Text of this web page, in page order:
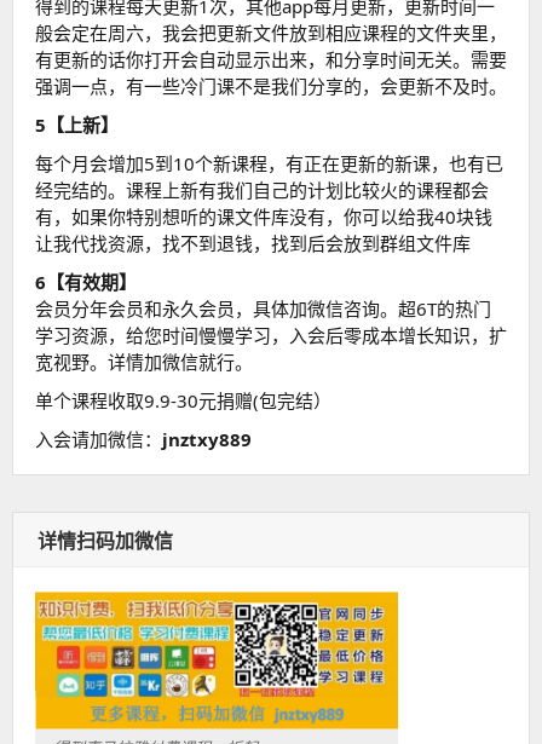
得到的课程每天更新1次，其他app每月更新，更新时间一
般会定在周六，我会把更新文件放到相应课程的文件夹里，
有更新的话你打开会自动显示出来，和分享时间无关。需要
强调一点，有一些冷门课不是我们分享的，会更新不及时。
5【上新】
每个月会增加5到10个新课程，有正在更新的新课，也有已
经完结的。课程上新有我们自己的计划比较火的课程都会
有，如果你特别想听的课文件库没有，你可以给我40块钱
让我代找资源，找不到退钱，找到后会放到群组文件库
6【有效期】
会员分年会员和永久会员，具体加微信咨询。超6T的热门
学习资源，给您时间慢慢学习，入会后零成本增长知识，扩
宽视野。详情加微信就行。
单个课程收取9.9-30元捐赠(包完结）
入会请加微信： jnztxy889
详情扫码加微信